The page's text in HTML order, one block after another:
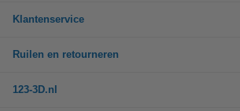
Klantenservice
Ruilen en retourneren
123-3D.nl